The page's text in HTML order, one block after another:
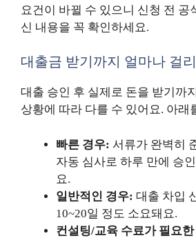
요건이 바뀔 수 있으니 신청 전 공
신 내용을 꼭 확인하세요.
대출금 받기까지 얼마나 걸
대출 승인 후 실제로 돈을 받기까
상황에 따라 다를 수 있어요. 아래
빠른 경우: 서류가 완벽히
자동 심사로 하루 만에 승
요.
일반적인 경우: 대출 차입
10~20일 정도 소요돼요.
컨설팅/교육 수료가 필요